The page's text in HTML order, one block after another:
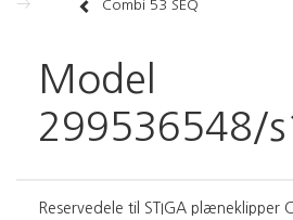
Combi 53 SEQ
Model
299536548/
Reservedele til STIGA plæneklipper